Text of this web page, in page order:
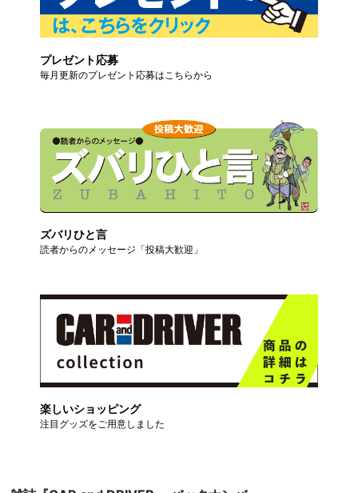
プレゼント応募
毎月更新のプレゼント応募はこちらから
ズバリひと言
読者からのメッセージ「投稿大歓迎」
楽しいショッピング
注目グッズをご用意しました